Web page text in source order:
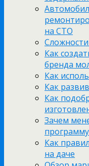
на СТО
Как
бренда
Как
Как
Как
Зачем
Как
на даче